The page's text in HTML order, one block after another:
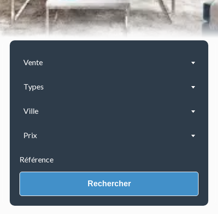
Vente
Types
Ville
Prix
Rechercher